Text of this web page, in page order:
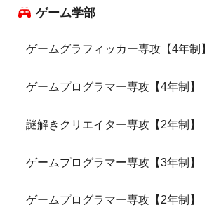
ゲーム学部
ゲームグラフィッカー専攻【4年制】
ゲームプログラマー専攻【4年制】
謎解きクリエイター専攻【2年制】
ゲームプログラマー専攻【3年制】
ゲームプログラマー専攻【2年制】